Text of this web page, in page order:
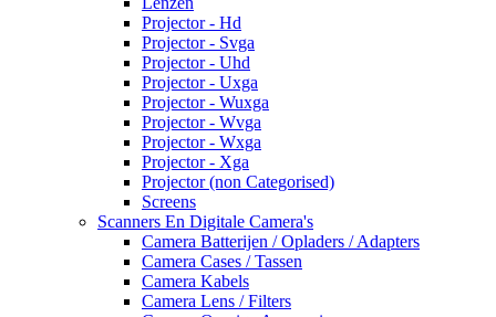
Projector - Hd
Projector - Svga
Projector - Uhd
Projector - Uxga
Projector - Wuxga
Projector - Wvga
Projector - Wxga
Projector - Xga
Projector (non Categorised)
Screens
Scanners En Digitale Camera's
Camera Batterijen / Opladers / Adapters
Camera Cases / Tassen
Camera Kabels
Camera Lens / Filters